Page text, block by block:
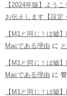
【2024年版】よう
お伝えします【設定
【M1と同じ！は嘘
Macである理由 に
【M1と同じ！は嘘
Macである理由 に
【M1と同じ！は嘘